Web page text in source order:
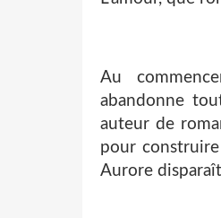
Au
abandonne
auteur de
pour
Aurore